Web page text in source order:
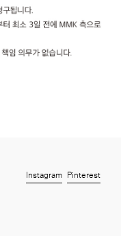
Instagram Pinterest